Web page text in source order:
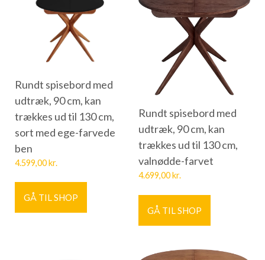
Rundt spisebord med
udtræk, 90 cm, kan
trækkes ud til 130 cm,
sort med ege-farvede
ben
4.599,00kr.
GÅ TIL SHOP
Rundt spisebord med
udtræk, 90 cm, kan
trækkes ud til 130 cm,
valnødde-farvet
4.699,00 kr.
GÅ TIL SHOP